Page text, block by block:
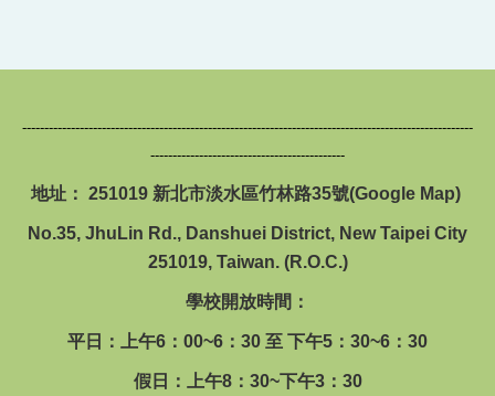
------------------------------------------------------------------------------------------------------
--------------------------------------------
地址： 251019 新北市淡水區竹林路35號(Google Map)
No.35, JhuLin Rd., Danshuei District, New Taipei City
251019, Taiwan. (R.O.C.)
學校開放時間：
平日：上午6：00~6：30 至 下午5：30~6：30
假日：上午8：30~下午3：30